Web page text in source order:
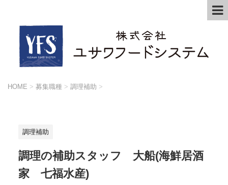
HOME > 募集職種 > 調理補助 >
調理補助
調理の補助スタッフ 大船(海鮮居酒
家 七福水産)